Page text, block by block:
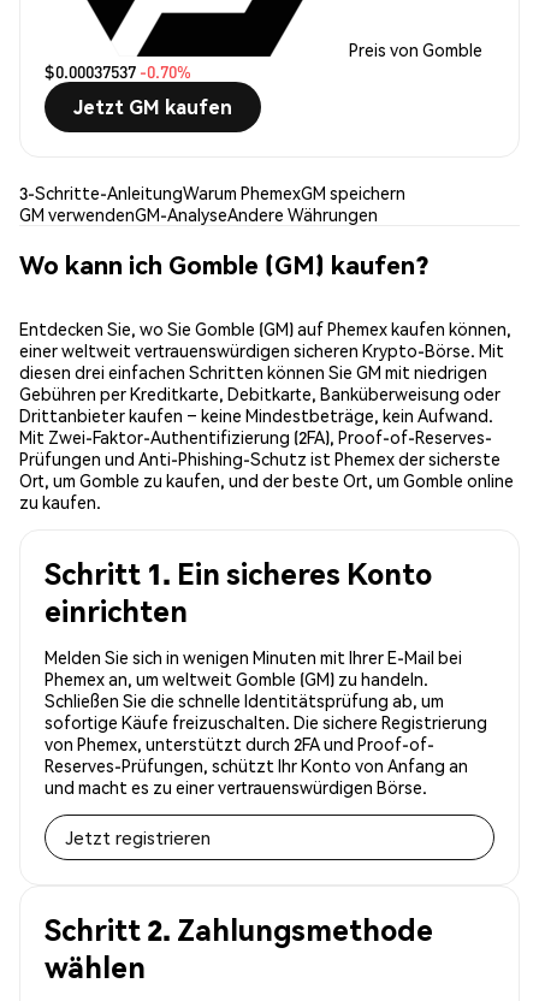
Preis von Gomble
$0.00037537 -0.70%
Jetzt GM kaufen
3-Schritte-AnleitungWarum PhemexGM speichern
GM verwendenGM-AnalyseAndere Währungen
Wo kann ich Gomble (GM) kaufen?
Entdecken Sie, wo Sie Gomble (GM) auf Phemex kaufen können,
einer weltweit vertrauenswürdigen sicheren Krypto-Börse. Mit
diesen drei einfachen Schritten können Sie GM mit niedrigen
Gebühren per Kreditkarte, Debitkarte, Banküberweisung oder
Drittanbieter kaufen – keine Mindestbeträge, kein Aufwand.
Mit Zwei-Faktor-Authentifizierung (2FA), Proof-of-Reserves-
Prüfungen und Anti-Phishing-Schutz ist Phemex der sicherste
Ort, um Gomble zu kaufen, und der beste Ort, um Gomble online
zu kaufen.
Schritt 1. Ein sicheres Konto
einrichten
Melden Sie sich in wenigen Minuten mit Ihrer E-Mail bei
Phemex an, um weltweit Gomble (GM) zu handeln.
Schließen Sie die schnelle Identitätsprüfung ab, um
sofortige Käufe freizuschalten. Die sichere Registrierung
von Phemex, unterstützt durch 2FA und Proof-of-
Reserves-Prüfungen, schützt Ihr Konto von Anfang an
und macht es zu einer vertrauenswürdigen Börse.
Jetzt registrieren
Schritt 2. Zahlungsmethode
wählen